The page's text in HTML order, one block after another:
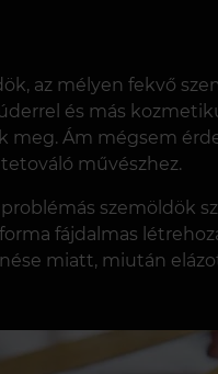
az mélyen fekvő
és más
Ám mégsem
művészhez.
szemöldök
fájdalmas
miatt, miután